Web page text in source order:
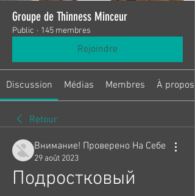
Groupe de Thinness Minceur
Public · 145 membres
Rejoindre
Discussion Médias Membres À propos
Retour
Внимание! Проверено На Себе
29 août 2023
Подростковый